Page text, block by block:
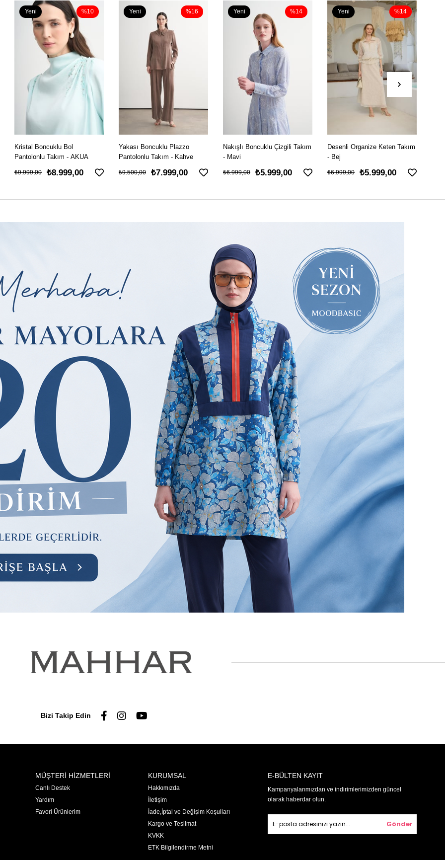
Yakası Boncuklu Plazzo
Pantolonlu Takım - Kahve
₺7.999,00
₺9.500,00
%16
Yeni
Ürün
Nakışlı Boncuklu Çizgili Takım
- Mavi
₺5.999,00
₺6.999,00
%14
Yeni
Desenli Organize Keten Takım
- Bej
₺5.999,00
₺6.999,00
%14
Yeni
Fransız Dantelli İpek Cupra
Elbise - Ekru
₺5.499,00
₺6.499,00
%15
Yeni
Bizi Takip Edin
MÜŞTERİ HİZMETLERİ
Canlı Destek
Yardım
Favori Ürünlerim
KURUMSAL
Hakkımızda
İletişim
İade,İptal ve Değişim Koşulları
Kargo ve Teslimat
KVKK
ETK Bilgilendirme Metni
E-BÜLTEN KAYIT
Kampanyalarımızdan ve indirimlerimizden güncel
olarak haberdar olun.
Gönder